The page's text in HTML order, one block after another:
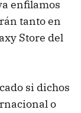
enfilamos
tanto en
Store del
si dichos
o